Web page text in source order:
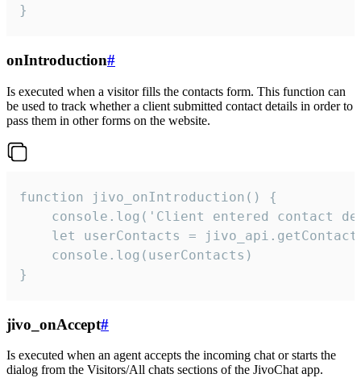
}
onIntroduction#
Is executed when a visitor fills the contacts form. This function can
be used to track whether a client submitted contact details in order to
pass them in other forms on the website.
function jivo_onIntroduction() {
console.log('Client entered contact
let userContacts =
    console.log(userContacts)
}
jivo_onAccept#
Is executed when an agent accepts the incoming chat or starts the
dialog from the Visitors/All chats sections of the JivoChat app.